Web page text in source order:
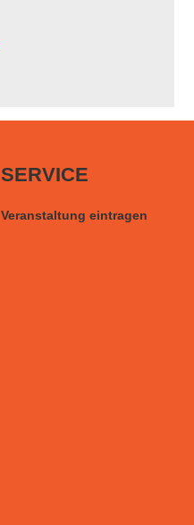
SERVICE
Veranstaltung eintragen